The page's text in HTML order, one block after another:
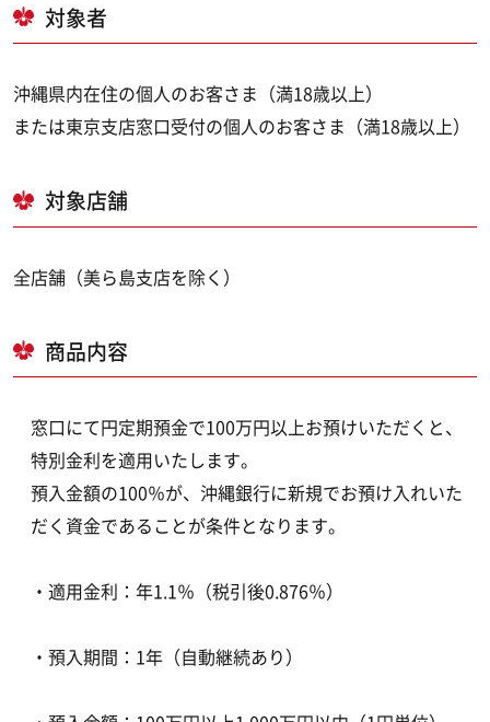
対象者
沖縄県内在住の個人のお客さま（満18歳以上）
または東京支店窓口受付の個人のお客さま（満18歳以上）
対象店舗
全店舗（美ら島支店を除く）
商品内容
窓口にて円定期預金で100万円以上お預けいただくと、
特別金利を適用いたします。
預入金額の100％が、沖縄銀行に新規でお預け入れいた
だく資金であることが条件となります。
・適用金利：年1.1％（税引後0.876％）
・預入期間：1年（自動継続あり）